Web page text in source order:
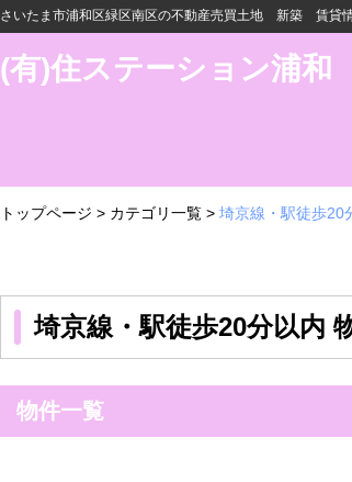
さいたま市浦和区緑区南区の不動産売買土地 新築 賃貸
(有)住ステーション浦和
トップページ > カテゴリ一覧 > 埼京線・駅徒歩20
埼京線・駅徒歩20分以内
物件一覧